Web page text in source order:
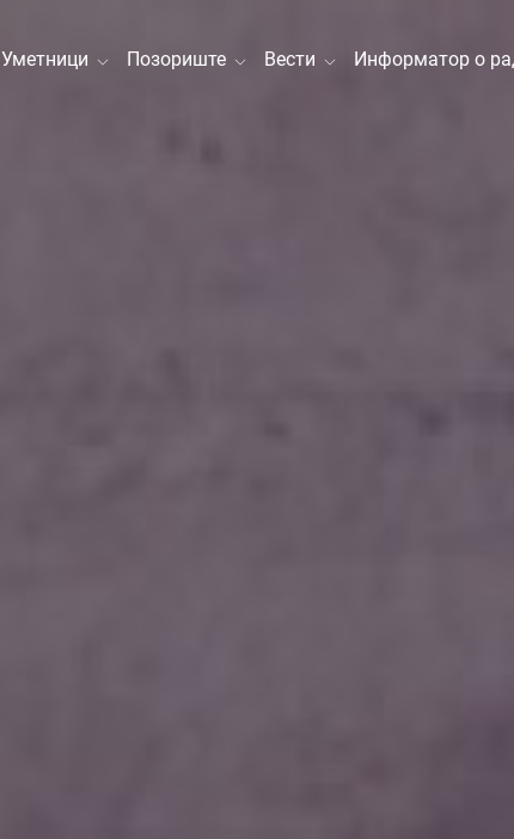
Уметници Позориште Вести Информатор о